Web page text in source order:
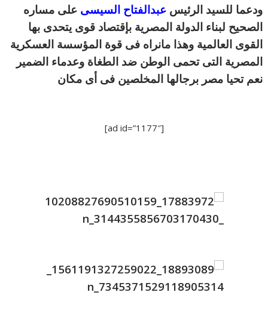
ودعما للسيد الرئيس عبدالفتاح السيسى على مساره
الصحيح لبناء الدولة المصرية بإقتصاد قوى يتحدى بها
القوى العالمية وهذا مانراه فى قوة المؤسسة العسكرية
المصرية التى تحمى الوطن ضد الطغاة وعدماء الضمير
نعم تحيا مصر برجالها المخلصين فى أى مكان
[ad id=”1177″]